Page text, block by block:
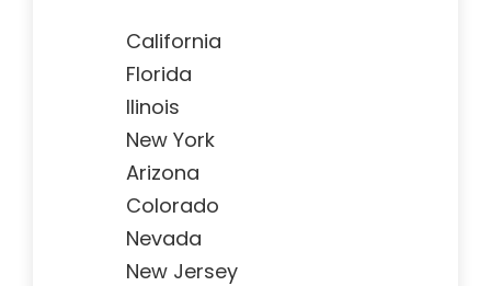
California
Florida
Ilinois
New York
Arizona
Colorado
Nevada
New Jersey